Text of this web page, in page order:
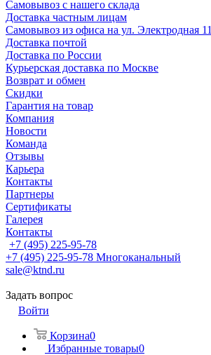
Самовывоз с нашего склада
Доставка частным лицам
Самовывоз из офиса на ул. Электродная 11
Доставка почтой
Доставка по России
Курьерская доставка по Москве
Возврат и обмен
Скидки
Гарантия на товар
Компания
Новости
Команда
Отзывы
Карьера
Контакты
Партнеры
Сертификаты
Галерея
Контакты
+7 (495) 225-95-78
+7 (495) 225-95-78 Многоканальный
sale@ktnd.ru
Задать вопрос
Войти
Корзина0
Избранные товары0